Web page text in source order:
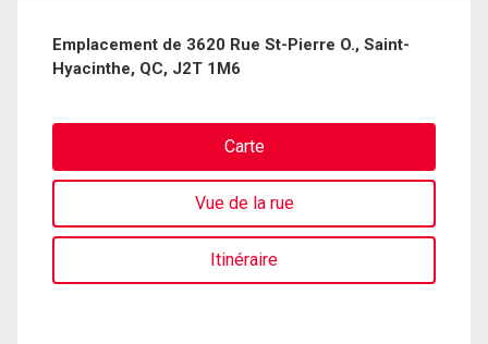
Emplacement de 3620 Rue St-Pierre O., Saint-
Hyacinthe, QC, J2T 1M6
Carte
Vue de la rue
Itinéraire